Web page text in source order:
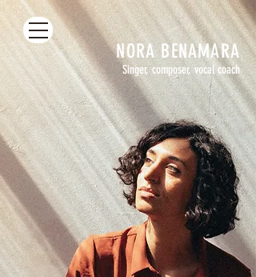
NORA BENAMARA
Singer, composer, vocal coach